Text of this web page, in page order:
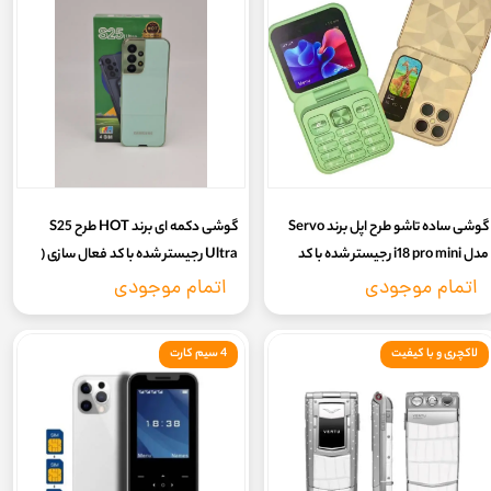
گوشی ساده تاشو طرح اپل برند Servo
مدل i18 pro mini رجیستر شده با کد
فعال سازی ( ۷ روز گارانتی سلامت کالا)
اتمام موجودی
گوشی دکمه ای برند HOT طرح S25
Ultra رجیستر شده با کد فعال سازی (
بدون گارانتی شرکتی)
اتمام موجودی
لاکچری و با کیفیت 4 سیم کارت